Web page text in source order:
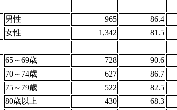
男性
965 86.4
女性
1,342 81.5
65～69歳
728 90.6
70～74歳
627 86.7
75～79歳
522 82.5
80歳以上
430 68.3